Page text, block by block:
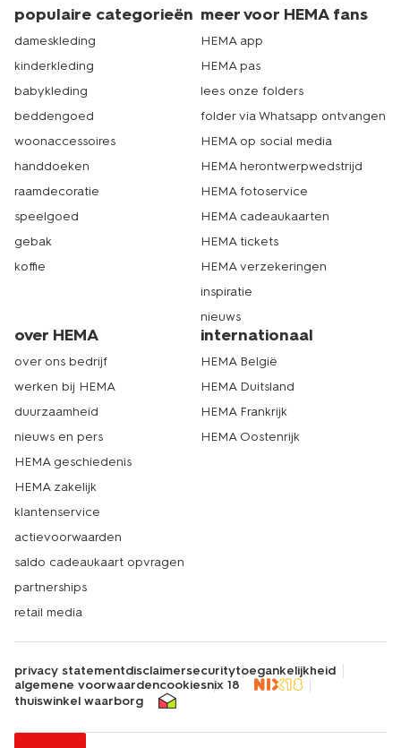
populaire categorieën
dameskleding
kinderkleding
babykleding
beddengoed
woonaccessoires
handdoeken
raamdecoratie
speelgoed
gebak
koffie
meer voor HEMA fans
HEMA app
HEMA pas
lees onze folders
folder via Whatsapp ontvangen
HEMA op social media
HEMA herontwerpwedstrijd
HEMA fotoservice
HEMA cadeaukaarten
HEMA tickets
HEMA verzekeringen
inspiratie
nieuws
over HEMA
over ons bedrijf
werken bij HEMA
duurzaamheid
nieuws en pers
HEMA geschiedenis
HEMA zakelijk
klantenservice
actievoorwaarden
saldo cadeaukaart opvragen
partnerships
retail media
internationaal
HEMA België
HEMA Duitsland
HEMA Frankrijk
HEMA Oostenrijk
privacy statementdisclaimersecuritytoegankelijkheid
algemene voorwaardencookiesnix 18
thuiswinkel waarborg